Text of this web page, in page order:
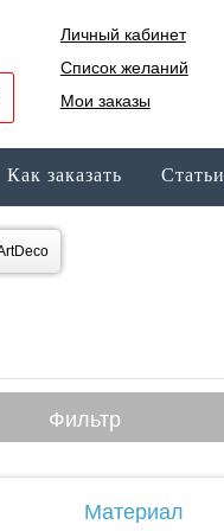
Личный кабинет
Список желаний
Мои заказы
Как заказать Статьи
Фильтр
Материал